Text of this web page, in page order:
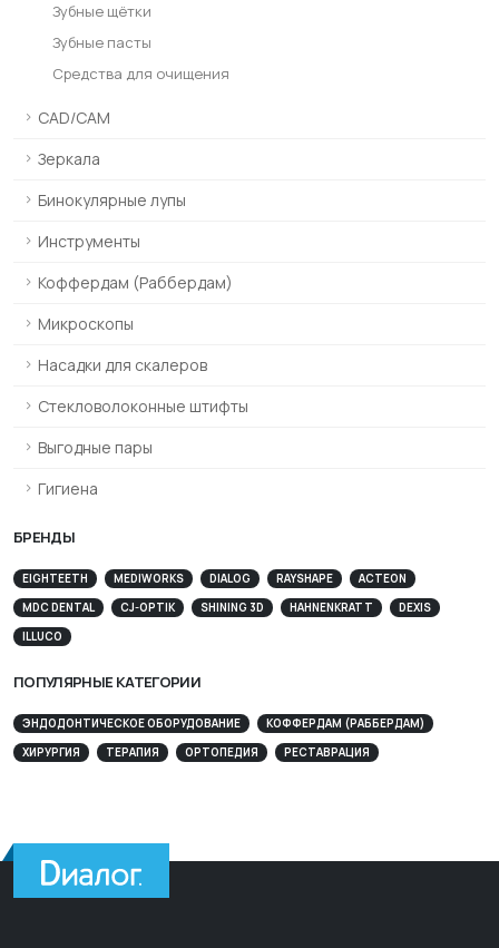
Зубные щётки
Зубные пасты
Средства для очищения
CAD/CAM
Зеркала
Бинокулярные лупы
Инструменты
Коффердам (Раббердам)
Микроскопы
Насадки для скалеров
Стекловолоконные штифты
Выгодные пары
Гигиена
БРЕНДЫ
EIGHTEETH MEDIWORKS DIALOG RAYSHAPE
ACTEON
MDC DENTAL
CJ-OPTIK SHINING 3D HAHNENKRATT
DEXIS
ILLUCO
ПОПУЛЯРНЫЕ КАТЕГОРИИ
ЭНДОДОНТИЧЕСКОЕ ОБОРУДОВАНИЕ
КОФФЕРДАМ (РАББЕРДАМ)
ХИРУРГИЯ
ТЕРАПИЯ ОРТОПЕДИЯ РЕСТАВРАЦИЯ